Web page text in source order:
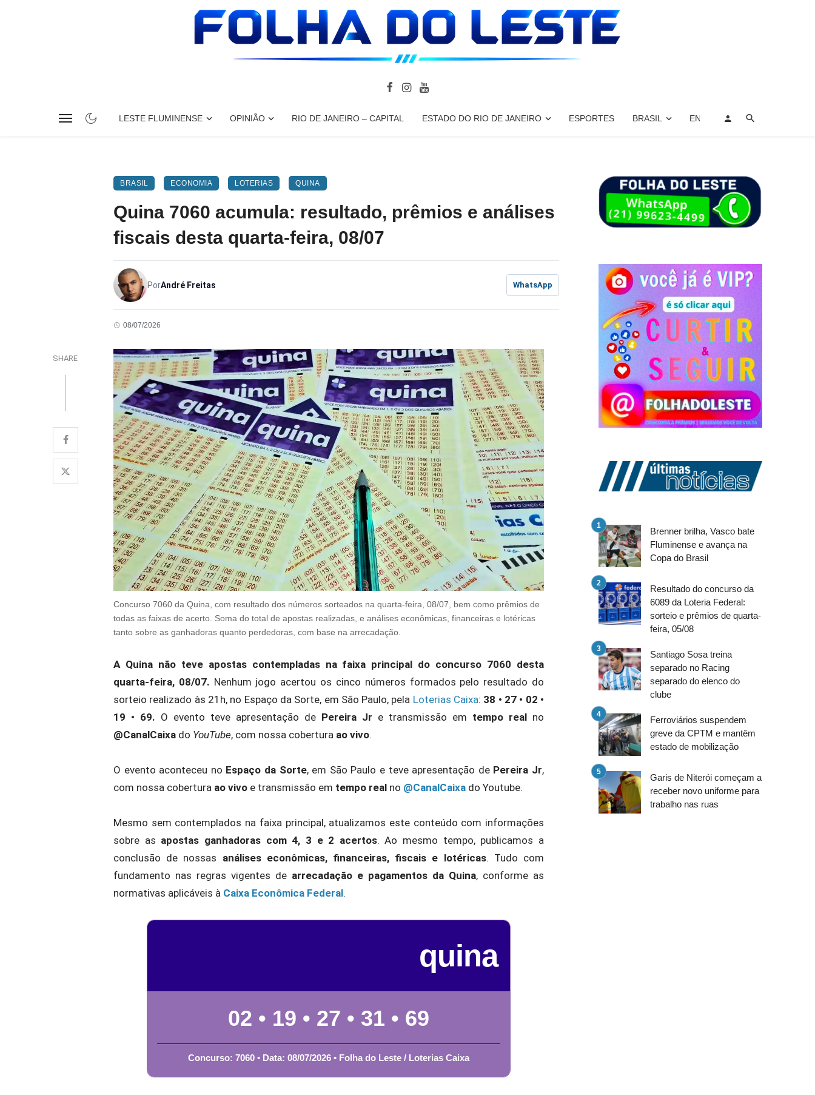
LESTE FLUMINENSE OPINIÃO RIO DE JANEIRO – CAPITAL ESTADO DO RIO DE JANEIRO ESPORTES BRASIL ENTRETENIMENTO, ARTES E
BRASIL ECONOMIA LOTERIAS QUINA
Quina 7060 acumula: resultado, prêmios e análises
fiscais desta quarta-feira, 08/07
PorAndré Freitas WhatsApp
08/07/2026
SHARE
Concurso 7060 da Quina, com resultado dos números sorteados na quarta-feira, 08/07, bem como prêmios de
todas as faixas de acerto. Soma do total de apostas realizadas, e análises econômicas, financeiras e lotéricas
tanto sobre as ganhadoras quanto perdedoras, com base na arrecadação.
A Quina não teve apostas contempladas na faixa principal do concurso 7060 desta
quarta-feira, 08/07. Nenhum jogo acertou os cinco números formados pelo resultado do
sorteio realizado às 21h, no Espaço da Sorte, em São Paulo, pela Loterias Caixa: 38 • 27 • 02 •
19 • 69. O evento teve apresentação de Pereira Jr e transmissão em tempo real no
@CanalCaixa do YouTube, com nossa cobertura ao vivo.
O evento aconteceu no Espaço da Sorte, em São Paulo e teve apresentação de Pereira Jr,
com nossa cobertura ao vivo e transmissão em tempo real no @CanalCaixa do Youtube.
Mesmo sem contemplados na faixa principal, atualizamos este conteúdo com informações
sobre as apostas ganhadoras com 4, 3 e 2 acertos. Ao mesmo tempo, publicamos a
conclusão de nossas análises econômicas, financeiras, fiscais e lotéricas. Tudo com
fundamento nas regras vigentes de arrecadação e pagamentos da Quina, conforme as
normativas aplicáveis à Caixa Econômica Federal.
quina
02 • 19 • 27 • 31 • 69
Concurso: 7060 • Data: 08/07/2026 • Folha do Leste / Loterias Caixa
Brenner brilha, Vasco bate
Fluminense e avança na
Copa do Brasil
Resultado do concurso da
6089 da Loteria Federal:
sorteio e prêmios de quarta-
feira, 05/08
Santiago Sosa treina
separado no Racing
separado do elenco do
clube
Ferroviários suspendem
greve da CPTM e mantêm
estado de mobilização
Garis de Niterói começam a
receber novo uniforme para
trabalho nas ruas